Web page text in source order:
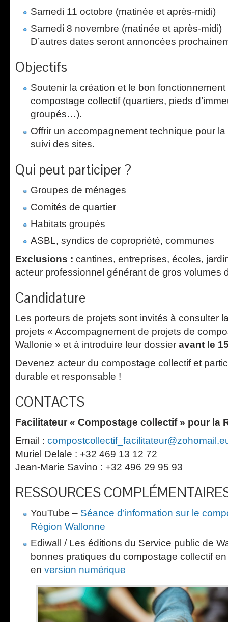
Samedi 11 octobre (matinée et après-midi)
Samedi 8 novembre (matinée et après-midi)
D’autres dates seront annoncées
Objectifs
Soutenir la création et le bon
compostage collectif (quartiers, pieds
groupés…).
Offrir un accompagnement technique pour
suivi des sites.
Qui peut participer ?
Groupes de ménages
Comités de quartier
Habitats groupés
ASBL, syndics de copropriété, communes
Exclusions : cantines, entreprises, écoles,
acteur professionnel générant de gros volumes
Candidature
Les porteurs de projets sont invités à consulter
projets « Accompagnement de projets de
Wallonie » et à introduire leur dossier avant le
Devenez acteur du compostage collectif et
durable et responsable !
CONTACTS
Facilitateur « Compostage collectif » pour la
Email :
Muriel Delale : +32 469 13 12 72
Jean-Marie Savino : +32 496 29 95 93
RESSOURCES
YouTube – Séance d’information sur le
Région Wallonne
Ediwall / Les éditions du Service public de
bonnes pratiques du compostage collectif
en version numérique